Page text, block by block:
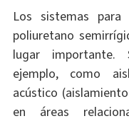
Los sistemas
poliuretano
lugar importante.
ejemplo, como
acústico
en áreas